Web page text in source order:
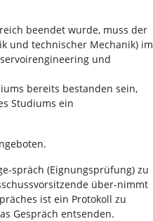
beendet wurde, muss der
und technischer Mechanik) im
und
bereits bestanden sein,
Studiums ein
spräch (Eignungsprüfung) zu
über-nimmt
ist ein Protokoll zu
Gespräch entsenden.